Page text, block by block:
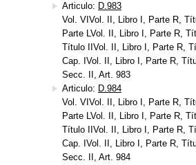
Articulo: D.983
Vol. VIVol. II, Libro I, Parte R,
Parte LVol. II, Libro I, Parte R,
Título IIVol. II, Libro I, Parte R,
Cap. IVol. II, Libro I, Parte R,
Secc. II, Art. 983
Articulo: D.984
Vol. VIVol. II, Libro I, Parte R,
Parte LVol. II, Libro I, Parte R,
Título IIVol. II, Libro I, Parte R,
Cap. IVol. II, Libro I, Parte R,
Secc. II, Art. 984